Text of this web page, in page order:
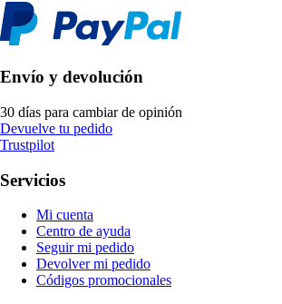
Envío y devolución
30 días para cambiar de opinión
Devuelve tu pedido
Trustpilot
Servicios
Mi cuenta
Centro de ayuda
Seguir mi pedido
Devolver mi pedido
Códigos promocionales